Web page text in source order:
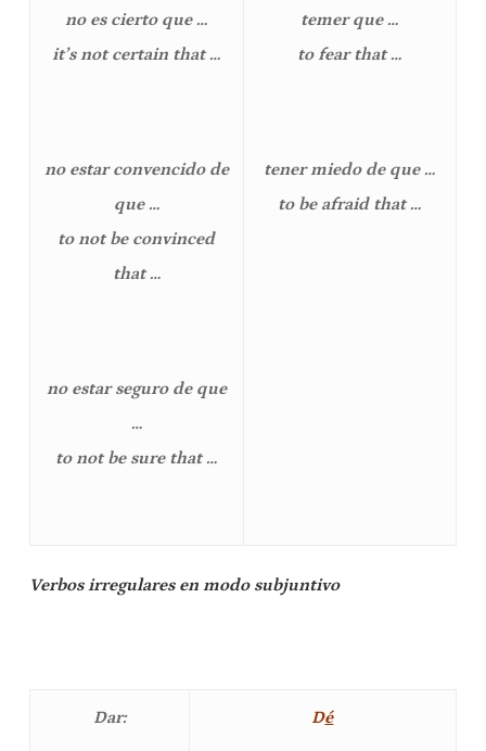
no es cierto que …
it’s not certain that …
no estar convencido de
que …
to not be convinced
that …
no estar seguro de que
…
to not be sure that …
temer que …
to fear that …
tener miedo de que …
to be afraid that …
Verbos irregulares en modo subjuntivo
Dar: Dé